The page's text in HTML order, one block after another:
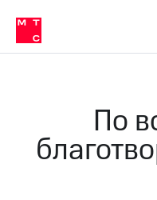
Медиа-центр
и акционерам
Устойчивое развитие
Комплаенс и деловая этика
компании
Карьера
История
в МТС
Пресс-
релизы
По